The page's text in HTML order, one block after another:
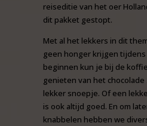
reiseditie van het oer
dit pakket gestopt.
Met al het lekkers in dit
geen honger krijgen
beginnen kun je bij de
genieten van het
lekker snoepje. Of een
is ook altijd goed. En om
knabbelen hebben we